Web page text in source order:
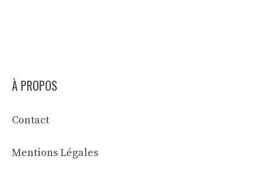
À PROPOS
Contact
Mentions Légales